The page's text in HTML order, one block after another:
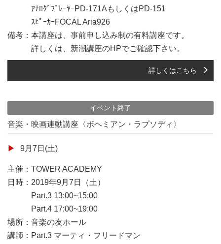
ｱﾅﾛｸﾞﾌﾟﾚｰﾔｰPD-171AもしくはPD-151
ｽﾋﾟｰｶｰFOCAL Aria926
備考：本講座は、事前申し込み制の有料講座です。
詳しくは、新潮講座のHPでご確認下さい。
詳しくはこちら
イベント終了
音楽・映画連動講座〈ボヘミアン・ラプソディ〉
9月7日(土)
主催：TOWER ACADEMY
日時：2019年9月7日（土）
Part.3 13:00~15:00
Part.4 17:00~19:00
場所：音楽の友ホール
講師：Part.3 マーティ・フリードマン